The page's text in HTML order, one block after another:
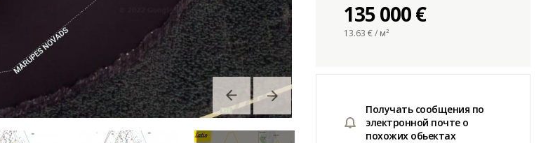
135 000 €
13.63 € / м²
Получать сообщения по
электронной почте о
похожих обьектах